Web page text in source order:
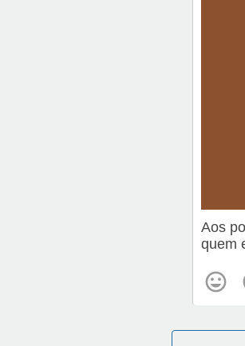
Aos
quem